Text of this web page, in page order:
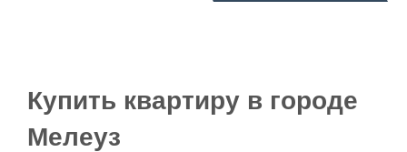
Купить квартиру в городе
Мелеуз